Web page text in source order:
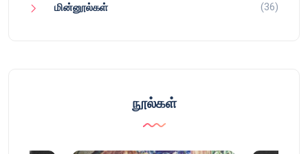
மின்னூல்கள் (36)
நூல்கள்